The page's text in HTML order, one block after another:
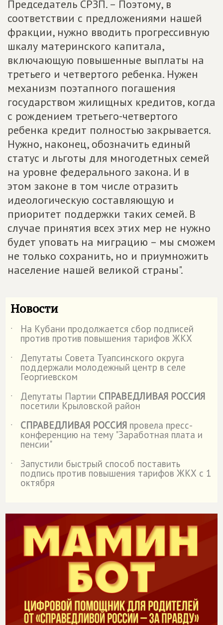
Председатель СРЗП. – Поэтому, в
соответствии с предложениями нашей
фракции, нужно вводить прогрессивную
шкалу материнского капитала,
включающую повышенные выплаты на
третьего и четвертого ребенка. Нужен
механизм поэтапного погашения
государством жилищных кредитов, когда
с рождением третьего-четвертого
ребенка кредит полностью закрывается.
Нужно, наконец, обозначить единый
статус и льготы для многодетных семей
на уровне федерального закона. И в
этом законе в том числе отразить
идеологическую составляющую и
приоритет поддержки таких семей. В
случае принятия всех этих мер не нужно
будет уповать на миграцию – мы сможем
не только сохранить, но и приумножить
население нашей великой страны".
Новости
˙ На Кубани продолжается сбор подписей
против против повышения тарифов ЖКХ
˙
Депутаты Совета Туапсинского округа
поддержали молодежный центр в селе
Георгиевском
˙
Депутаты Партии СПРАВЕДЛИВАЯ РОССИЯ
посетили Крыловской район
˙
СПРАВЕДЛИВАЯ РОССИЯ провела пресс-
конференцию на тему "Заработная плата и
пенсии"
˙
Запустили быстрый способ поставить
подпись против повышения тарифов ЖКХ с 1
октября